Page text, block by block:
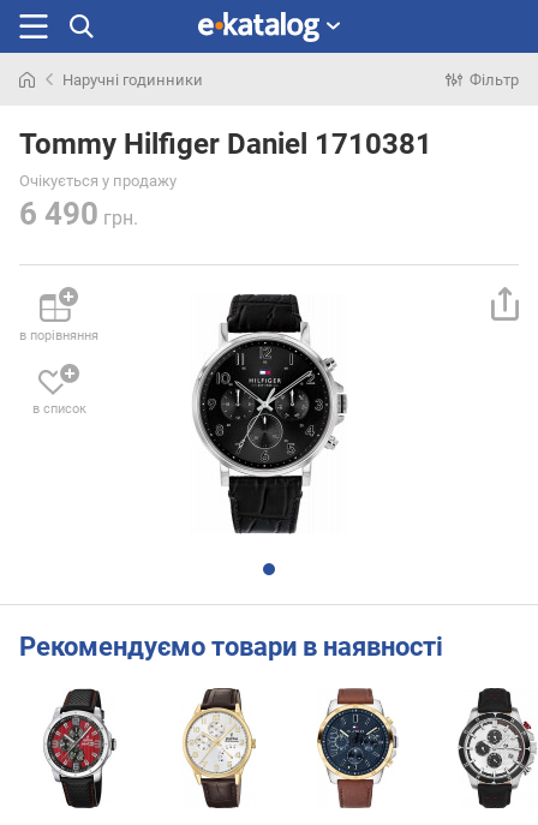
раніше
Наручні годинники Фільтр
Tommy Hilfiger Daniel 1710381
Очікується у продажу
6 490 грн.
в порівняння
в список
Рекомендуємо товари в наявності